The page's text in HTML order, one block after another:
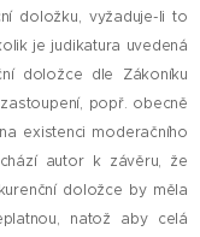
doložku, vyžaduje-li to
je judikatura uvedená
doložce dle Zákoníku
popř. obecně
existenci moderačního
autor k závěru, že
doložce by měla
natož aby celá